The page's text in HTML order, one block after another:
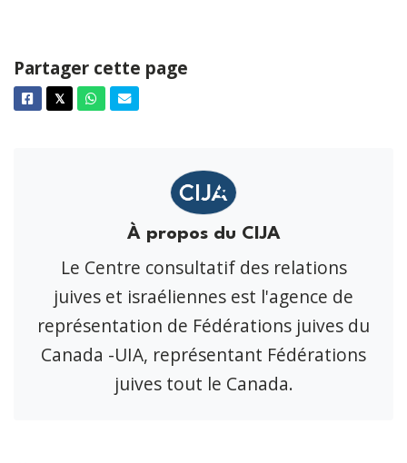
Partager cette page
Facebook
𝕏TwitterWhatsappCourriel
À propos du CIJA
Le Centre consultatif des relations
juives et israéliennes est l'agence de
représentation de Fédérations juives du
Canada -UIA, représentant Fédérations
juives tout le Canada.